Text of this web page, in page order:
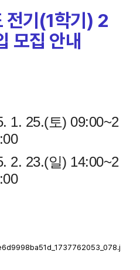
기(1학기) 2
모집 안내
1. 25.(토) 09:00~2
2. 23.(일) 14:00~2